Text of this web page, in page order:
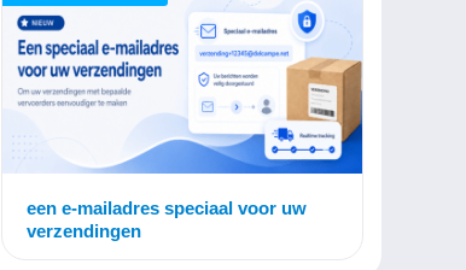
een e-mailadres speciaal voor uw
verzendingen